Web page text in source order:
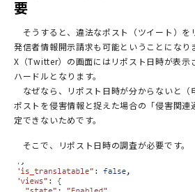
要
そうすると、違法なポスト（ツイート）を
発信者情報開示請求も可能ということになり
X（Twitter）の画面にはリポスト日時が表示
ハードルとなります。
なぜなら、リポスト日時が分からないと（
ポストを侵害情報と捉えた場合の「侵害関
定できないためです。
そこで、リポスト日時の調査が必要です。